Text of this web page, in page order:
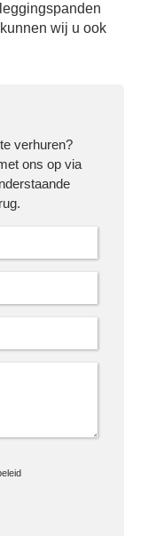
wij u ook
verhuren?
ons op via